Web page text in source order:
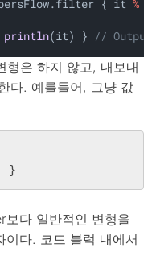
{ it %
println(it) } //
형은 하지 않고, 내보내
다. 예를들어, 그냥 값
}
다 일반적인 변형을
이다. 코드 블럭 내에서